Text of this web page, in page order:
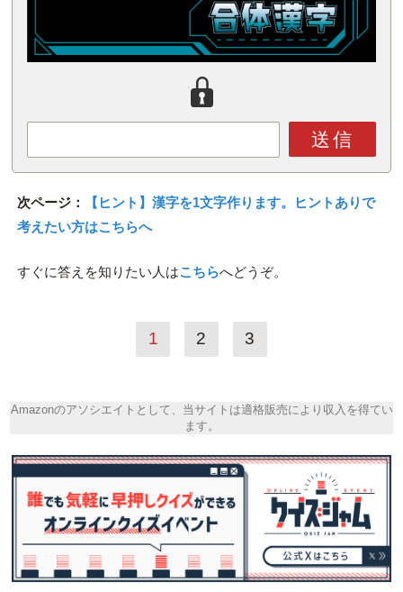
送信
次ページ：
【ヒント】漢字を1文字作ります。ヒントありで
考えたい方はこちらへ
すぐに答えを知りたい人はこちらへどうぞ。
1 2 3
Amazonのアソシエイトとして、当サイトは適格販売により収入を得てい
ます。